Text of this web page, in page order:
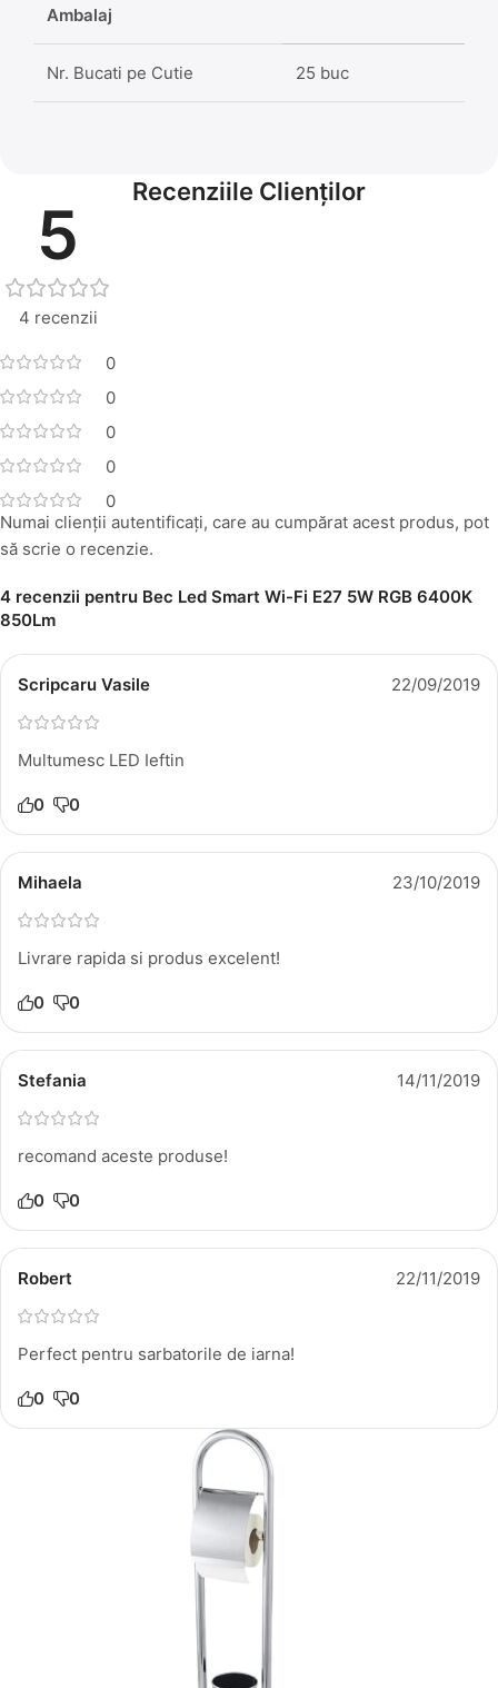
Ambalaj
Nr. Bucati pe Cutie 25 buc
Recenziile Clienților
5
4 recenzii
0
0
0
0
0
4 recenzii pentru Bec Led Smart Wi-Fi E27 5W RGB 6400K
850Lm
Scripcaru Vasile 22/09/2019
Multumesc LED Ieftin
0 0
Mihaela 23/10/2019
Livrare rapida si produs excelent!
0 0
Stefania 14/11/2019
recomand aceste produse!
0 0
Robert 22/11/2019
Perfect pentru sarbatorile de iarna!
0 0
Numai clienții autentificați, care au cumpărat acest produs, pot
să scrie o recenzie.